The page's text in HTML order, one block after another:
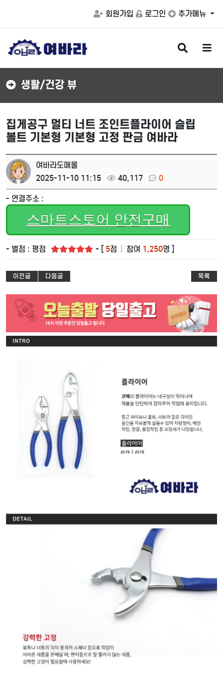
회원가입 로그인 추가메뉴
검
색
버
메
버
생활/건강 뷰
집게공구 멀티 너트 조인트플라이어 슬립
볼트 기본형 기본형 고정 판금 여바라
여바라도매몰
2025-11-10 11:15
40,117 0
- 연결주소 :
스마트스토어 안전구매
- 별점 : 평점 - [ 5점 참여 1,250명 ]
이전글 다음글 목록